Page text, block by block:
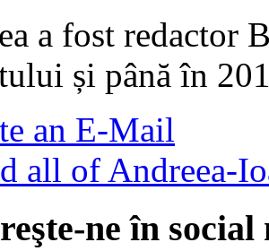
a fost redactor
și până în
an E-Mail
all of Andreea-
ne în social